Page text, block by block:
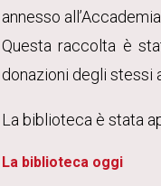
annesso all’Accademia.
Questa raccolta è
donazioni degli stessi
La biblioteca è stata
La biblioteca oggi